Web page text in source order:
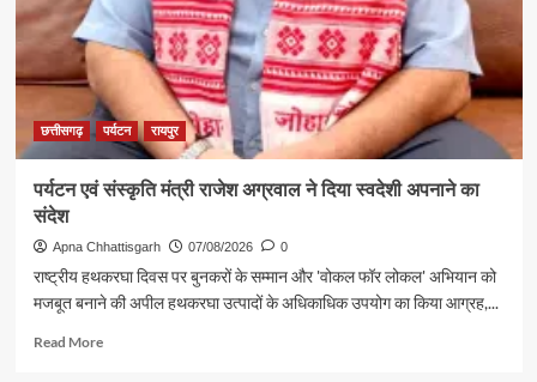
दस्तक
छत्तीसगढ़ पर्यटन रायपुर
पर्यटन एवं संस्कृति मंत्री राजेश अग्रवाल ने दिया स्वदेशी अपनाने का
संदेश
Apna Chhattisgarh 07/08/2026 0
राष्ट्रीय हथकरघा दिवस पर बुनकरों के सम्मान और 'वोकल फॉर लोकल' अभियान को
मजबूत बनाने की अपील हथकरघा उत्पादों के अधिकाधिक उपयोग का किया आग्रह,...
Read MoreRead